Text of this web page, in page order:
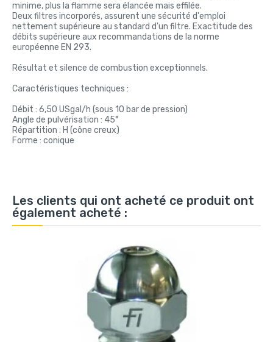
minime, plus la flamme sera élancée mais effilée.
Deux filtres incorporés, assurent une sécurité d'emploi
nettement supérieure au standard d'un filtre. Exactitude des
débits supérieure aux recommandations de la norme
européenne EN 293.
Résultat et silence de combustion exceptionnels.
Caractéristiques techniques :
Débit : 6,50 USgal/h (sous 10 bar de pression)
Angle de pulvérisation : 45°
Répartition : H (cône creux)
Forme : conique
Les clients qui ont acheté ce produit ont
également acheté :